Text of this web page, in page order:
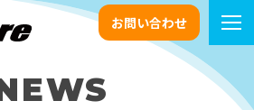
お問い合わせ